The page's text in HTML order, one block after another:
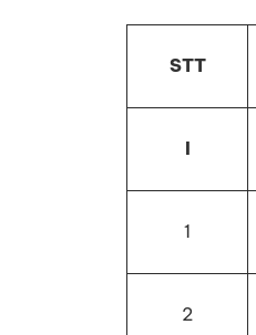
STT
I
1
2